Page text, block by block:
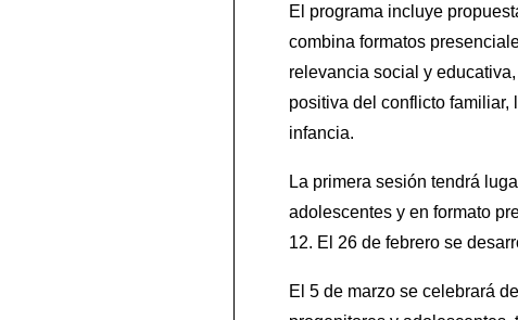
El programa incluye
combina formatos
relevancia social y
positiva del conflicto
infancia.
La primera sesión tendrá
adolescentes y en formato
12. El 26 de febrero se
El 5 de marzo se celebrará